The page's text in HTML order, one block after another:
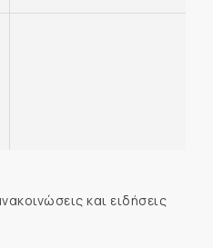
και ειδήσεις